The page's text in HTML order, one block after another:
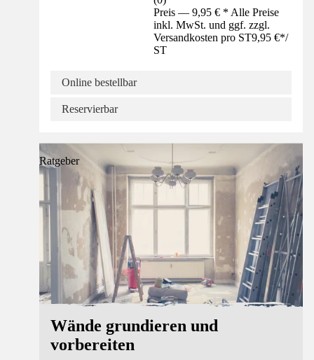
Preis — 9,95 € * Alle Preise
inkl. MwSt. und ggf. zzgl.
Versandkosten pro ST9,95 €*/
ST
Online bestellbar
Reservierbar
Ratgeber
Wände grundieren und
vorbereiten